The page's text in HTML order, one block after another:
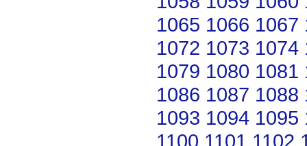
1065 1066 1067
1072 1073 1074
1079 1080 1081
1086 1087 1088
1093 1094 1095
1100 1101 1102